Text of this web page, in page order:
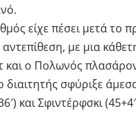
είχε πέσει μετά το
με μια
και ο Πολωνός
διαιτητής σφύριξε
και Σφιντέρφσκι